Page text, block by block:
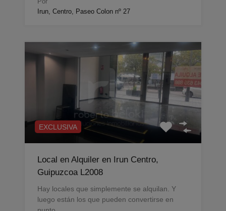
Irun, Centro, Paseo Colon nº 27
EXCLUSIVA
Local en Alquiler en Irun Centro,
Guipuzcoa L2008
Hay locales que simplemente se alquilan. Y
luego están los que pueden convertirse en